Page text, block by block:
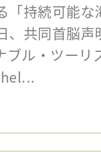
持続可能な
、共同首脳
ル・ツーリ